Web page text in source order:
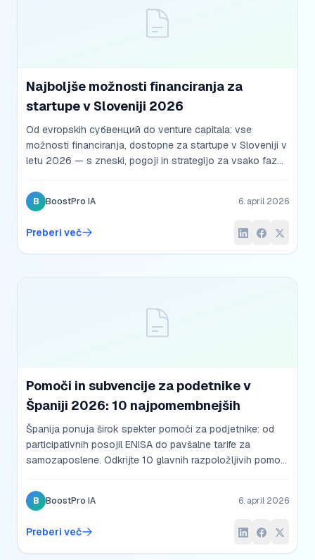
Najboljše možnosti financiranja za
startupe v Sloveniji 2026
Od evropskih субвенций do venture capitala: vse
možnosti financiranja, dostopne za startupe v Sloveniji v
letu 2026 — s zneski, pogoji in strategijo za vsako fazo
B BoostPro IA 6. april 2026
Preberi več
Pomoči in subvencije za podetnike v
Španiji 2026: 10 najpomembnejših
Španija ponuja širok spekter pomoči za podjetnike: od
participativnih posojil ENISA do pavšalne tarife za
samozaposlene. Odkrijte 10 glavnih razpoložljivih pomoči
B BoostPro IA 6. april 2026
Preberi več